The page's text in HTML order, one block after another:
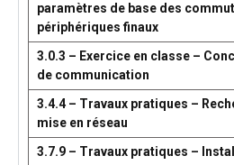
paramètres de base des
périphériques finaux
3.0.3 – Exercice en classe –
de communication
3.4.4 – Travaux pratiques –
mise en réseau
3.7.9 – Travaux pratiques –